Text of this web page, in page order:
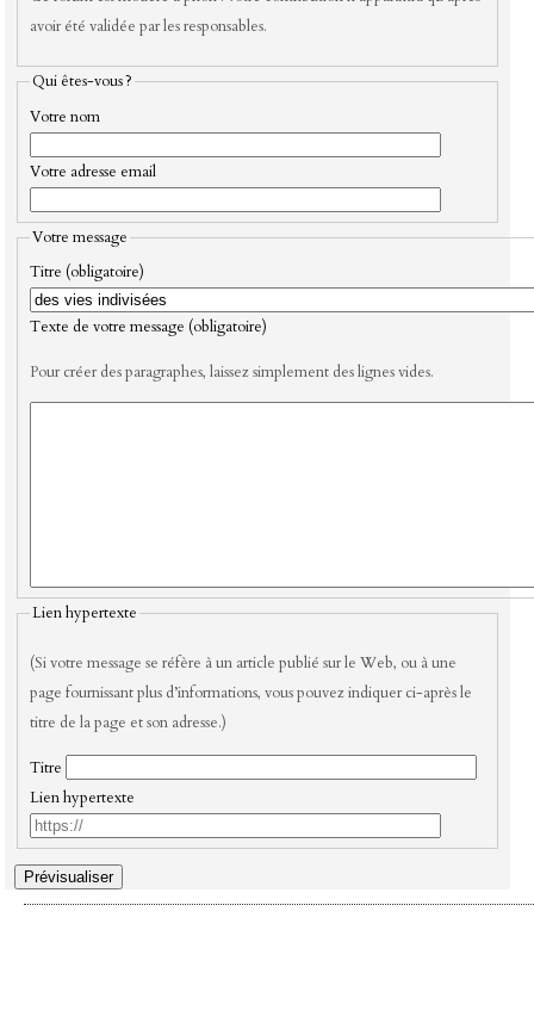
avoir été validée par les responsables.
Qui êtes-vous ?
Votre nom
Votre adresse email
Votre message
Titre (obligatoire)
Texte de votre message (obligatoire)
Pour créer des paragraphes, laissez simplement des lignes vides.
Lien hypertexte
(Si votre message se réfère à un article publié sur le Web, ou à une
page fournissant plus d’informations, vous pouvez indiquer ci-après le
titre de la page et son adresse.)
Titre
Lien hypertexte